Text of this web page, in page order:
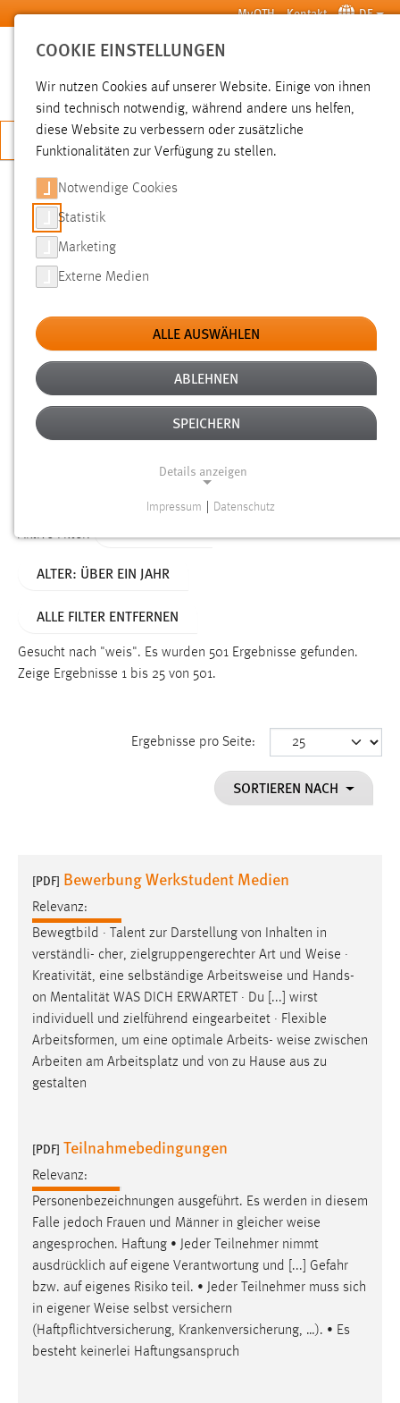
Zum Hauptinhalt springen MyOTH Kontakt DE
SUCHE
JETZT BEWERBEN
SUCHE
FILTER
Typ
Erstellungsdatum
Alter
Aktive Filter:
ALTER: ÜBER EIN JAHR
ALLE FILTER ENTFERNEN
Gesucht nach "weis". Es wurden 501 Ergebnisse gefunden.
Zeige Ergebnisse 1 bis 25 von 501.
Ergebnisse pro Seite:
SORTIEREN NACH
[PDF] Bewerbung Werkstudent Medien
Relevanz:
Bewegtbild · Talent zur Darstellung von Inhalten in
verständli- cher, zielgruppengerechter Art und Weise ·
Kreativität, eine selbständige Arbeitsweise und Hands-
on Mentalität WAS DICH ERWARTET · Du [...] wirst
individuell und zielführend eingearbeitet · Flexible
Arbeitsformen, um eine optimale Arbeits- weise zwischen
Arbeiten am Arbeitsplatz und von zu Hause aus zu
gestalten
[PDF] Teilnahmebedingungen
Relevanz:
Personenbezeichnungen ausgeführt. Es werden in diesem
Falle jedoch Frauen und Männer in gleicher weise
angesprochen. Haftung • Jeder Teilnehmer nimmt
ausdrücklich auf eigene Verantwortung und [...] Gefahr
bzw. auf eigenes Risiko teil. • Jeder Teilnehmer muss sich
in eigener Weise selbst versichern
(Haftpflichtversicherung, Krankenversicherung, …). • Es
besteht keinerlei Haftungsanspruch
COOKIE EINSTELLUNGEN
Wir nutzen Cookies auf unserer Website. Einige von ihnen
sind technisch notwendig, während andere uns helfen,
diese Website zu verbessern oder zusätzliche
Funktionalitäten zur Verfügung zu stellen.
Notwendige Cookies
Statistik
Marketing
Externe Medien
ALLE AUSWÄHLEN
ABLEHNEN
SPEICHERN
Details anzeigen
Funktionen und sind für die einwandfreie Funktion der
Name:
Dieser Cookie speichert die ausgewählten Einverständnis-
Performance
Name:
staticfilecache
Zweck:
Für performante Seitenauslieferung wird in diesem Cookie
gespeichert, ob man eingeloggt ist.
Sprachpräferenz
Name:
Das Cookie speichert die gewählte Sprache der Website.
Cookie Laufzeit:
30 Tage
Chat
Name:
MibewSessionID, MIBEW_UserID, mibew_locale, mibew-
chat-frame-style-5e9dbeb1811c0446
Impressum Datenschutz